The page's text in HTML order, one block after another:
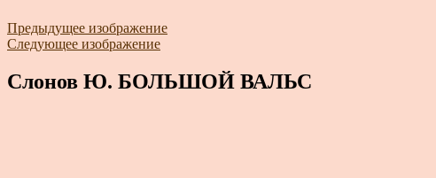
Предыдущее изображение
Следующее изображение
Слонов Ю. БОЛЬШОЙ ВАЛЬС